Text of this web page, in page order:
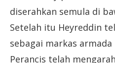
diserahkan semula di
Setelah itu Heyreddin
sebagai markas
Perancis telah